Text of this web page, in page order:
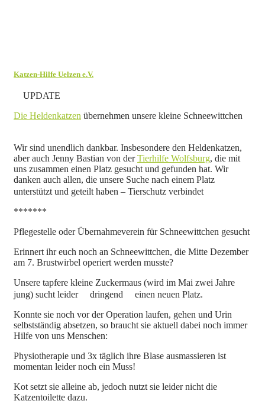
Katzen-Hilfe Uelzen e.V.
UPDATE
Die Heldenkatzen übernehmen unsere kleine Schneewittchen
Wir sind unendlich dankbar. Insbesondere den Heldenkatzen,
aber auch Jenny Bastian von derTierhilfe Wolfsburg, die mit
uns zusammen einen Platz gesucht und gefunden hat. Wir
danken auch allen, die unsere Suche nach einem Platz
unterstützt und geteilt haben – Tierschutz verbindet
*******
Pflegestelle oder Übernahmeverein für Schneewittchen gesucht
Erinnert ihr euch noch an Schneewittchen, die Mitte Dezember
am 7. Brustwirbel operiert werden musste?
Unsere tapfere kleine Zuckermaus (wird im Mai zwei Jahre
jung) sucht leider
dringend
einen neuen Platz.
Konnte sie noch vor der Operation laufen, gehen und Urin
selbstständig absetzen, so braucht sie aktuell dabei noch immer
Hilfe von uns Menschen:
Physiotherapie und 3x täglich ihre Blase ausmassieren ist
momentan leider noch ein Muss!
Kot setzt sie alleine ab, jedoch nutzt sie leider nicht die
Katzentoilette dazu.